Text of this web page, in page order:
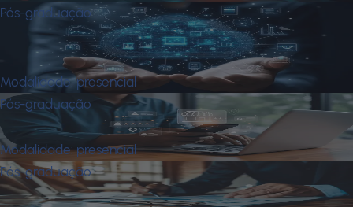
Pós-graduação
Mba em Gestão da Transformação
Digital e Inovação
Modalidade: presencial
Pós-graduação
Mba em Gestão de Compras
Modalidade: presencial
Pós-graduação
Mba em Gestão de Projetos